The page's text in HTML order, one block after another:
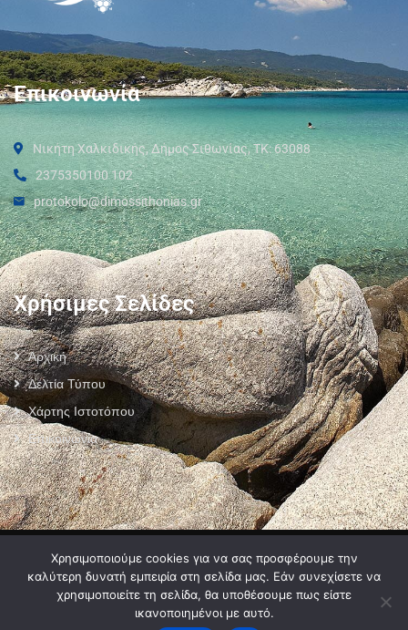
Επικοινωνία
Νικήτη Χαλκιδικής, Δήμος Σιθωνίας, ΤΚ: 63088
2375350100 102
protokolo@dimossithonias.gr
Χρήσιμες Σελίδες
Αρχική
Δελτία Τύπου
Χάρτης Ιστοτόπου
Επικοινωνία
Όροι Χρήσης
Χρησιμοποιούμε cookies για να σας προσφέρουμε την
καλύτερη δυνατή εμπειρία στη σελίδα μας. Εάν συνεχίσετε να
χρησιμοποιείτε τη σελίδα, θα υποθέσουμε πως είστε
ικανοποιημένοι με αυτό.